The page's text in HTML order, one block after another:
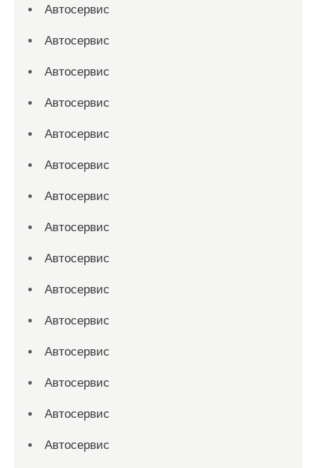
Автосервис
Автосервис
Автосервис
Автосервис
Автосервис
Автосервис
Автосервис
Автосервис
Автосервис
Автосервис
Автосервис
Автосервис
Автосервис
Автосервис
Автосервис